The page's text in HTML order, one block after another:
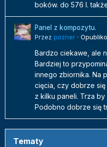
boków. do 576 l.
Panel z kompozytu.
Przez pozner ·
Bardzo ciekawe, ale
Bardziej to
innego zbiornika. Na
cięcia, czy dobrze się
z kilku paneli. Trza by
Podobno dobrze się
Tematy